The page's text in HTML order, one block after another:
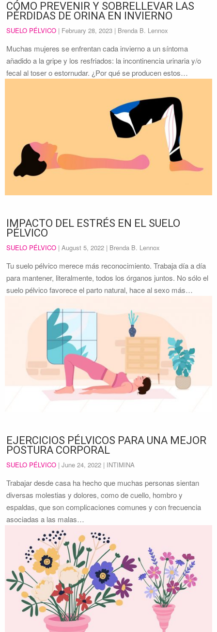
CÓMO PREVENIR Y SOBRELLEVAR LAS
PÉRDIDAS DE ORINA EN INVIERNO
SUELO PÉLVICO | February 28, 2023 | Brenda B. Lennox
Muchas mujeres se enfrentan cada invierno a un síntoma
añadido a la gripe y los resfriados: la incontinencia urinaria y/o
fecal al toser o estornudar. ¿Por qué se producen estos…
IMPACTO DEL ESTRÉS EN EL SUELO
PÉLVICO
SUELO PÉLVICO |August 5, 2022 | Brenda B. Lennox
Tu suelo pélvico merece más reconocimiento. Trabaja día a día
para mantener, literalmente, todos los órganos juntos. No sólo el
suelo pélvico favorece el parto natural, hace al sexo más…
EJERCICIOS PÉLVICOS PARA UNA MEJOR
POSTURA CORPORAL
SUELO PÉLVICO |June 24, 2022 | INTIMINA
Trabajar desde casa ha hecho que muchas personas sientan
diversas molestias y dolores, como de cuello, hombro y
espaldas, que son complicaciones comunes y con frecuencia
asociadas a las malas…